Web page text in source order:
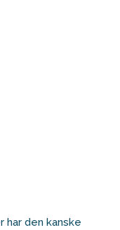
har den kanske